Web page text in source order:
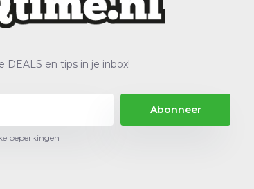
DEALS en tips in je inbox!
Abonneer
beperkingen